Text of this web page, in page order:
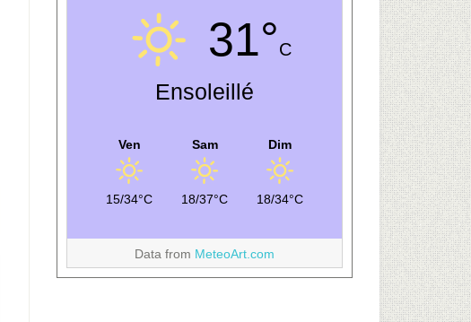
31°C
Ensoleillé
Ven
15/34°C
Sam
18/37°C
Dim
18/34°C
Data from MeteoArt.com